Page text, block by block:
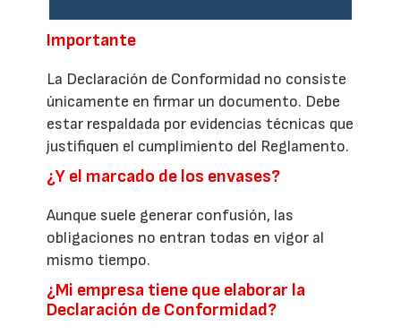
Importante
La Declaración de Conformidad no consiste
únicamente en firmar un documento. Debe
estar respaldada por evidencias técnicas que
justifiquen el cumplimiento del Reglamento.
¿Y el marcado de los envases?
Aunque suele generar confusión, las
obligaciones no entran todas en vigor al
mismo tiempo.
¿Mi empresa tiene que elaborar la
Declaración de Conformidad?